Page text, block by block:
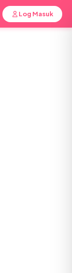
Log Masuk